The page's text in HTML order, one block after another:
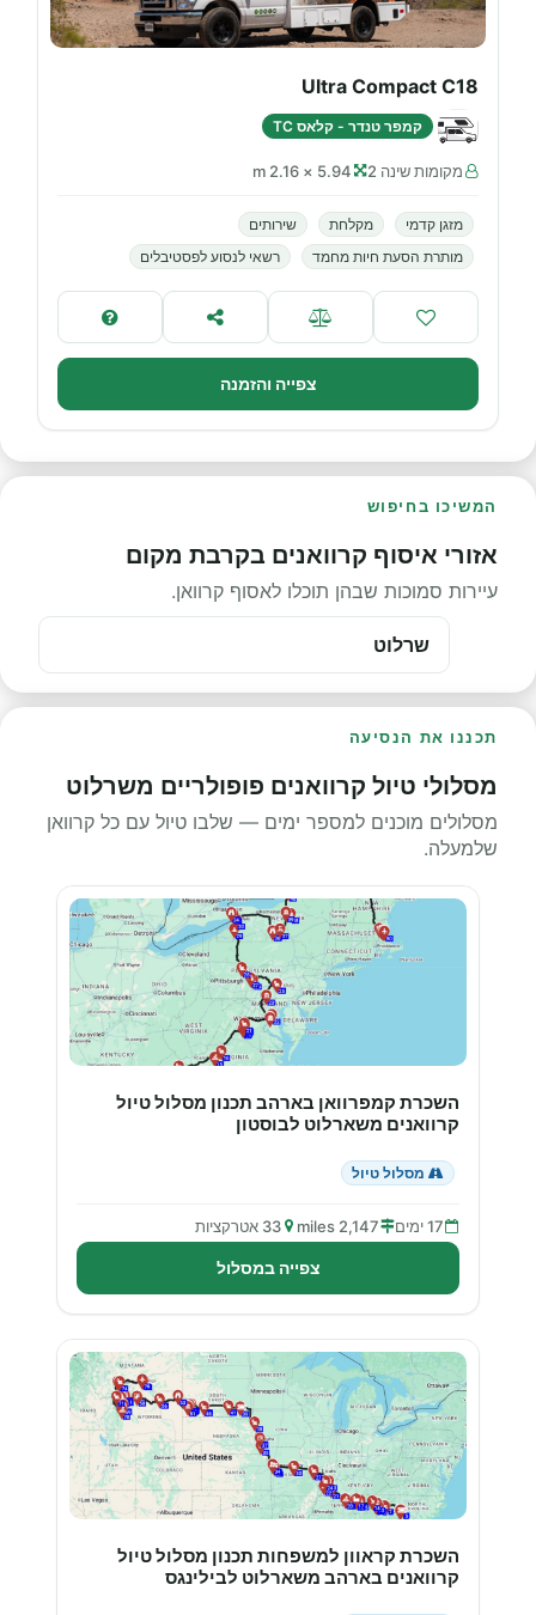
Ultra Compact C18
קמפר טנדר - קלאס TC
מקומות שינה 2 5.94 × 2.16 m
מזגן קדמי מקלחת
שירותים
מותרת הסעת חיות מחמד
רשאי לנסוע לפסטיבלים
צפייה והזמנה
המשיכו בחיפוש
אזורי איסוף קרוואנים בקרבת מקום
עיירות סמוכות שבהן תוכלו לאסוף קרוואן.
שרלוט
תכננו את הנסיעה
מסלולי טיול קרוואנים פופולריים משרלוט
מסלולים מוכנים למספר ימים — שלבו טיול עם כל קרוואן
שלמעלה.
השכרת קמפרוואן בארהב תכנון מסלול טיול
קרוואנים משארלוט לבוסטון
מסלול טיול
17 ימים 2,147 miles 33 אטרקציות
צפייה במסלול
השכרת קראוון למשפחות תכנון מסלול טיול
קרוואנים בארהב משארלוט לבילינגס